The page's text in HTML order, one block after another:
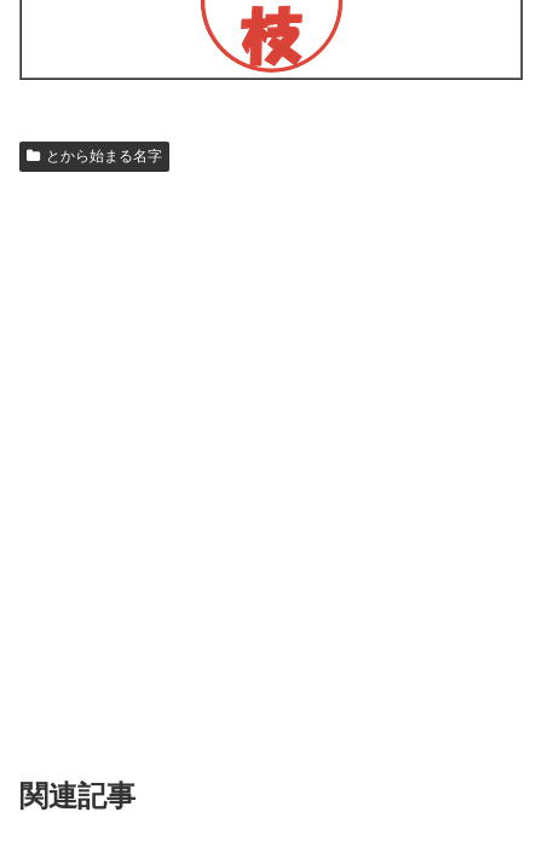
とから始まる名字
関連記事